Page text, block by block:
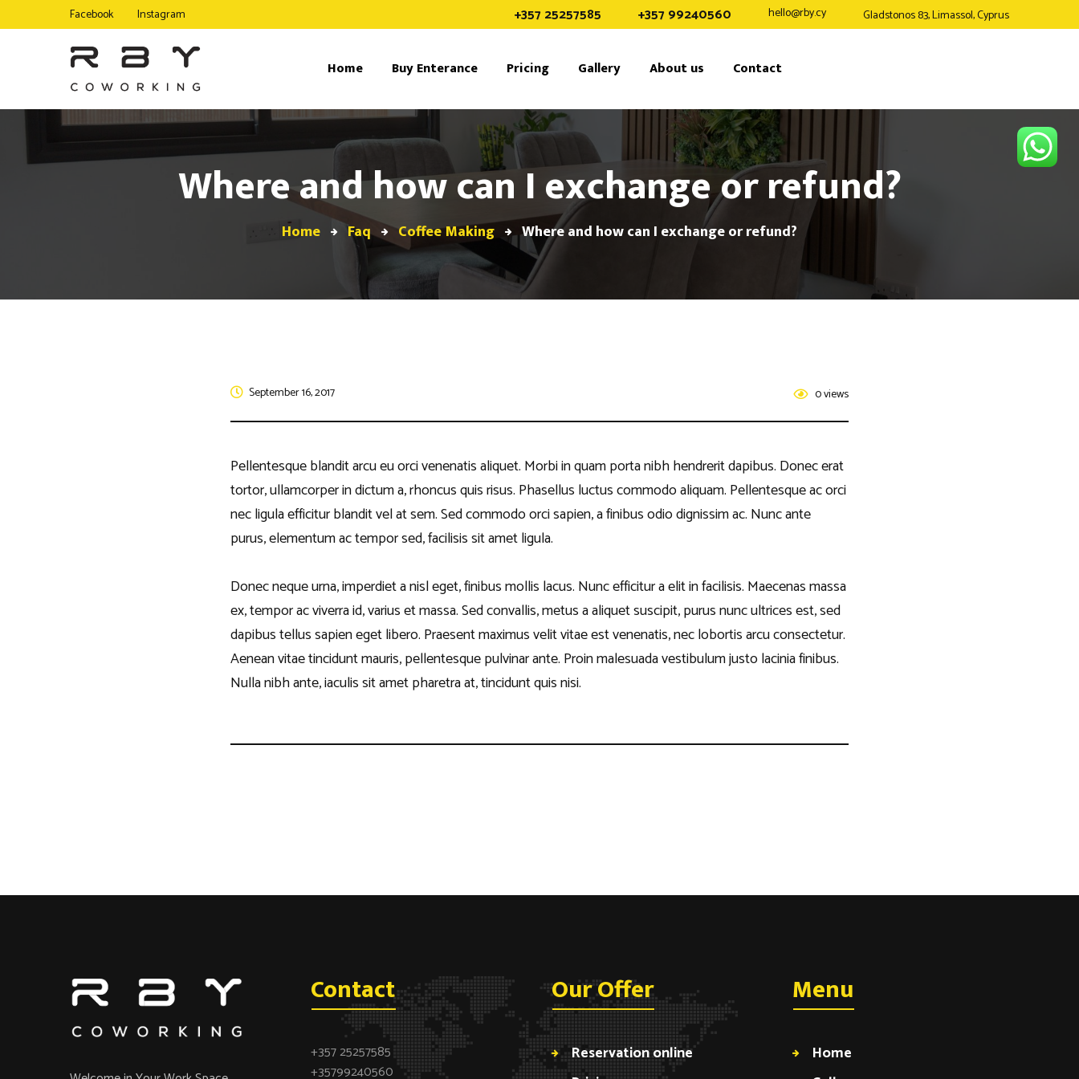
Facebook Instagram +357 25257585 +357 99240560 hello@rby.cy Gladstonos 83, Limassol, Cyprus
Home Buy Enterance Pricing Gallery About us Contact
Where and how can I exchange or refund?
Home Faq Coffee Making Where and how can I exchange or refund?
September 16, 2017 0 views
Pellentesque blandit arcu eu orci venenatis aliquet. Morbi in quam porta nibh hendrerit dapibus. Donec erat
tortor, ullamcorper in dictum a, rhoncus quis risus. Phasellus luctus commodo aliquam. Pellentesque ac orci
nec ligula efficitur blandit vel at sem. Sed commodo orci sapien, a finibus odio dignissim ac. Nunc ante
purus, elementum ac tempor sed, facilisis sit amet ligula.
Donec neque urna, imperdiet a nisl eget, finibus mollis lacus. Nunc efficitur a elit in facilisis. Maecenas massa
ex, tempor ac viverra id, varius et massa. Sed convallis, metus a aliquet suscipit, purus nunc ultrices est, sed
dapibus tellus sapien eget libero. Praesent maximus velit vitae est venenatis, nec lobortis arcu consectetur.
Aenean vitae tincidunt mauris, pellentesque pulvinar ante. Proin malesuada vestibulum justo lacinia finibus.
Nulla nibh ante, iaculis sit amet pharetra at, tincidunt quis nisi.
Contact
+357 25257585
+35799240560
Our Offer
Reservation online
Menu
Home